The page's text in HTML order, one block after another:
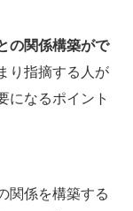
の関係構築がで
り指摘する人が
になるポイント
関係を構築する